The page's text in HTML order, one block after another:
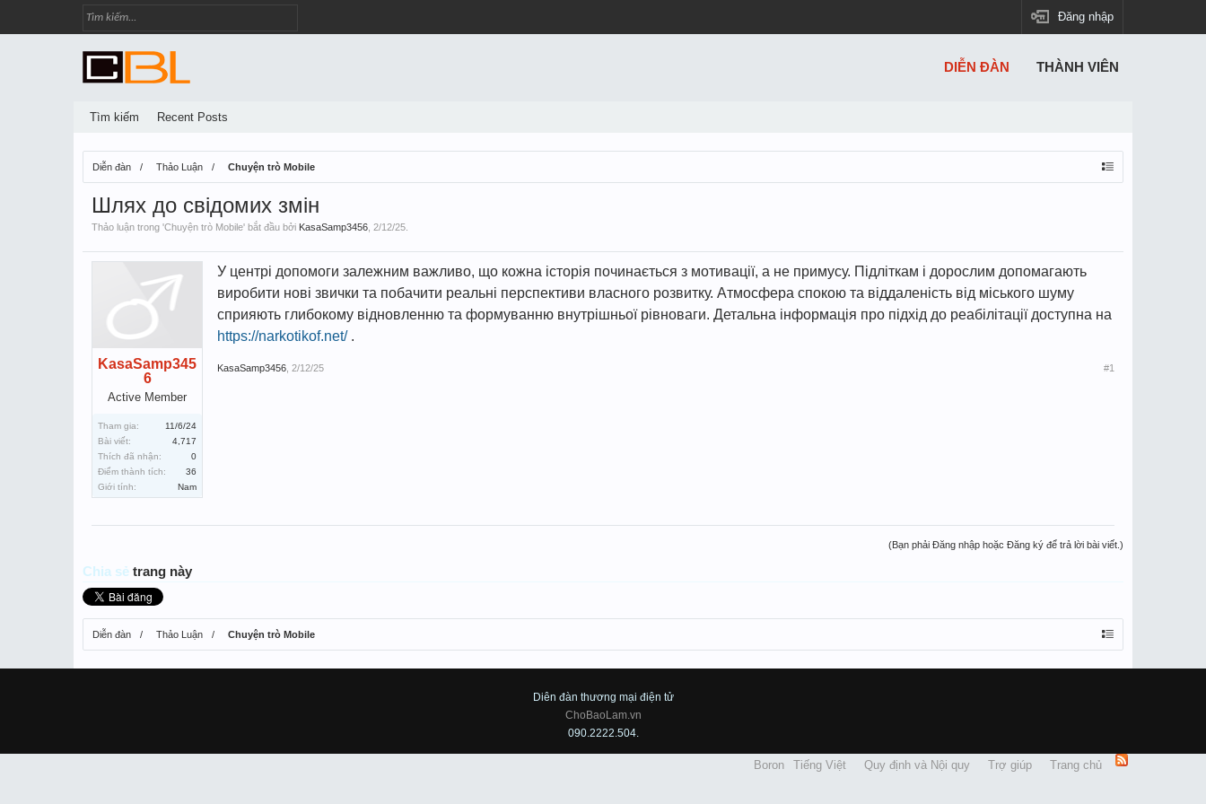
Đăng nhập
Diễn đàn Thảo Luận Chuyện trò Mobile
Шлях до свідомих змін
Thảo luận trong 'Chuyện trò Mobile' bắt đầu bởi KasaSamp3456 2/12/25
KasaSamp345
6
Active Member
Tham gia:
11/6/24
Bài viết:
4,717
Thích đã nhận:
0
Điểm thành tích:
36
Giới tính:
Nam
У центрі допомоги залежним важливо, що кожна історія починається з мотивації, а не примусу. Підліткам і дорослим допомагають
виробити нові звички та побачити реальні перспективи власного розвитку. Атмосфера спокою та віддаленість від міського шуму
сприяють глибокому відновленню та формуванню внутрішньої рівноваги. Детальна інформація про підхід до реабілітації доступна на
https://narkotikof.net/.
KasaSamp3456 2/12/25 #1
(Bạn phải Đăng nhập hoặc Đăng ký để trả lời bài viết.)
Chia sẻ trang này
Diễn đàn Thảo Luận Chuyện trò Mobile
DIỄN ĐÀN
Tìm kiếm Recent Posts
THÀNH VIÊN
Diên đàn thương mại điện tử
ChoBaoLam.vn
090.2222.504.
Boron Tiếng Việt Quy định và Nội quy Trợ giúp Trang chủ